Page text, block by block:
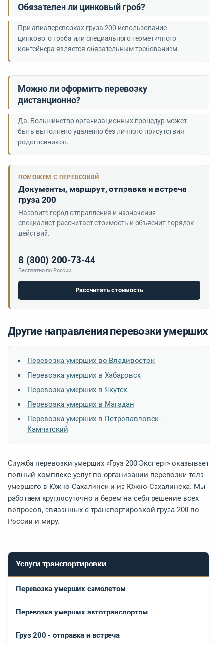
Услуги транспортировки
Перевозка умерших самолетом
Перевозка умерших автотранспортом
Груз 200 - отправка и встреча
Обязателен ли цинковый гроб?
При авиаперевозках груза 200 использование
цинкового гроба или специального герметичного
контейнера является обязательным требованием.
Можно ли оформить перевозку
дистанционно?
Да. Большинство организационных процедур может
быть выполнено удаленно без личного присутствия
родственников.
ПОМОЖЕМ С ПЕРЕВОЗКОЙ
Документы, маршрут, отправка и встреча
груза 200
Назовите город отправления и назначения —
специалист рассчитает стоимость и объяснит порядок
действий.
8 (800) 200-73-44
Бесплатно по России
Рассчитать стоимость
Другие направления перевозки умерших
Перевозка умерших во Владивосток
Перевозка умерших в Хабаровск
Перевозка умерших в Якутск
Перевозка умерших в Магадан
Перевозка умерших в Петропавловск-
Камчатский
Служба перевозки умерших «Груз 200 Эксперт» оказывает
полный комплекс услуг по организации перевозки тела
умершего в Южно-Сахалинск и из Южно-Сахалинска. Мы
работаем круглосуточно и берем на себя решение всех
вопросов, связанных с транспортировкой груза 200 по
России и миру.